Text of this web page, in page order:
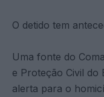
O detido tem
Uma fonte do
e Proteção Civil do
alerta para o